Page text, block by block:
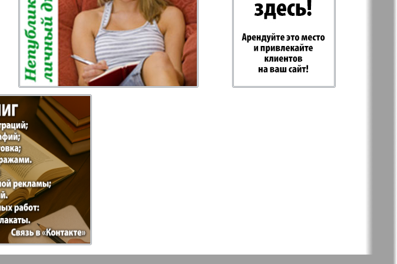
Heimat-Родина Рубеж
Рыбалка Plus RusHaus
газета Слово и дело
Центр